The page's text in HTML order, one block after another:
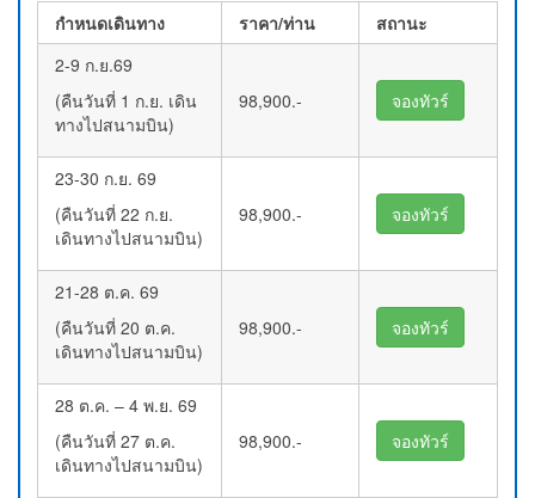
กำหนดเดินทาง ราคา/ท่าน
สถานะ
2-9 ก.ย.69
(คืนวันที่ 1 ก.ย. เดิน
ทางไปสนามบิน)
98,900.- จองทัวร์
23-30 ก.ย. 69
(คืนวันที่ 22 ก.ย.
เดินทางไปสนามบิน)
98,900.- จองทัวร์
21-28 ต.ค. 69
(คืนวันที่ 20 ต.ค.
เดินทางไปสนามบิน)
98,900.- จองทัวร์
28 ต.ค. – 4 พ.ย. 69
(คืนวันที่ 27 ต.ค.
เดินทางไปสนามบิน)
98,900.- จองทัวร์